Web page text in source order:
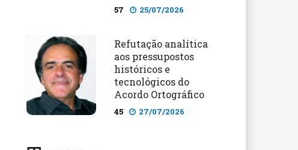
57 25/07/2026
Refutação analítica
aos pressupostos
históricos e
tecnológicos do
Acordo Ortográfico
45 27/07/2026